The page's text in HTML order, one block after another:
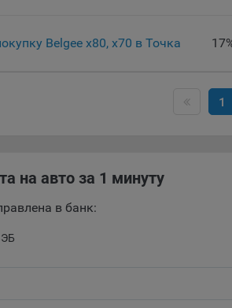
Safari
Microsoft
Internet
Общества:
Belgee x80, х70 в Точка
1
на авто за 1 минуту
в банк: